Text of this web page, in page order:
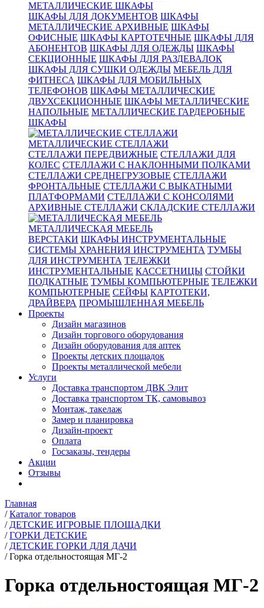
МЕТАЛЛИЧЕСКИЕ ШКАФЫ
ШКАФЫ ДЛЯ ДОКУМЕНТОВ ШКАФЫ
МЕТАЛЛИЧЕСКИЕ АРХИВНЫЕ ШКАФЫ
ОФИСНЫЕ ШКАФЫ КАРТОТЕЧНЫЕ ШКАФЫ ДЛЯ
АБОНЕНТОВ ШКАФЫ ДЛЯ ОДЕЖДЫ ШКАФЫ
СЕКЦИОННЫЕ ШКАФЫ ДЛЯ РАЗДЕВАЛОК
ШКАФЫ ДЛЯ СУШКИ ОДЕЖДЫ МЕБЕЛЬ ДЛЯ
ФИТНЕСА ШКАФЫ ДЛЯ МОБИЛЬНЫХ
ТЕЛЕФОНОВ ШКАФЫ МЕТАЛЛИЧЕСКИЕ
ДВУХСЕКЦИОННЫЕ ШКАФЫ МЕТАЛЛИЧЕСКИЕ
НАПОЛЬНЫЕ МЕТАЛЛИЧЕСКИЕ ГАРДЕРОБНЫЕ
ШКАФЫ
МЕТАЛЛИЧЕСКИЕ СТЕЛЛАЖИ
СТЕЛЛАЖИ ПЕРЕДВИЖНЫЕ СТЕЛЛАЖИ ДЛЯ
КОЛЕС СТЕЛЛАЖИ С НАКЛОННЫМИ ПОЛКАМИ
СТЕЛЛАЖИ СРЕДНЕГРУЗОВЫЕ СТЕЛЛАЖИ
ФРОНТАЛЬНЫЕ СТЕЛЛАЖИ С ВЫКАТНЫМИ
ПЛАТФОРМАМИ СТЕЛЛАЖИ С КОНСОЛЯМИ
АРХИВНЫЕ СТЕЛЛАЖИ СКЛАДСКИЕ СТЕЛЛАЖИ
МЕТАЛЛИЧЕСКАЯ МЕБЕЛЬ
ВЕРСТАКИ ШКАФЫ ИНСТРУМЕНТАЛЬНЫЕ
СИСТЕМЫ ХРАНЕНИЯ ИНСТРУМЕНТА ТУМБЫ
ДЛЯ ИНСТРУМЕНТА ТЕЛЕЖКИ
ИНСТРУМЕНТАЛЬНЫЕ КАССЕТНИЦЫ СТОЙКИ
ПОДКАТНЫЕ ТУМБЫ КОМПЬЮТЕРНЫЕ ТЕЛЕЖКИ
КОМПЬЮТЕРНЫЕ СЕЙФЫ КАРТОТЕКИ,
ДРАЙВЕРА ПРОМЫШЛЕННАЯ МЕБЕЛЬ
Проекты
Дизайн магазинов
Дизайн торгового оборудования
Дизайн оборудования для аптек
Проекты детских площадок
Проекты металлической мебели
Услуги
Доставка транспортом ДВК Элит
Доставка транспортом ТК, самовывоз
Монтаж, такелаж
Замер и планировка
Дизайн-проект
Оплата
Госзаказы, тендеры
Акции
Отзывы
Главная
/ Каталог товаров
/ ДЕТСКИЕ ИГРОВЫЕ ПЛОЩАДКИ
/ ГОРКИ ДЕТСКИЕ
/ ДЕТСКИЕ ГОРКИ ДЛЯ ДАЧИ
/ Горка отдельностоящая МГ-2
Горка отдельностоящая МГ-2